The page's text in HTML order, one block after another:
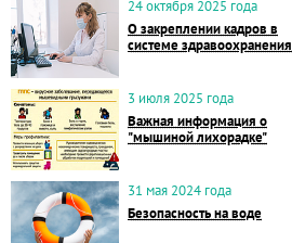
24 октября 2025 года
О закреплении кадров в
системе здравоохранения
3 июля 2025 года
Важная информация о
"мышиной лихорадке"
31 мая 2024 года
Безопасность на воде